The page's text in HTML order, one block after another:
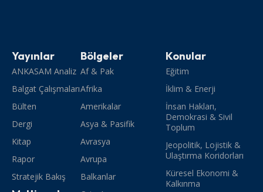
Yayınlar
ANKASAM Analiz
Balgat Çalışmaları
Bülten
Dergi
Kitap
Rapor
Stratejik Bakış
Bölgeler
Af & Pak
Afrika
Amerikalar
Asya & Pasifik
Avrasya
Avrupa
Balkanlar
Konular
Eğitim
İklim & Enerji
İnsan Hakları,
Demokrasi & Sivil
Toplum
Jeopolitik, Lojistik &
Ulaştırma Koridorları
Küresel Ekonomi &
Kalkınma